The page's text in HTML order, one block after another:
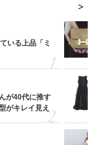
いる上品「ミ
が40代に推す
がキレイ見え